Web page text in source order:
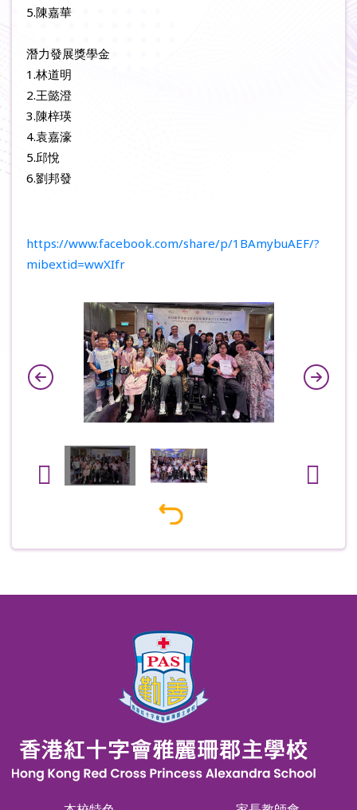
5.陳嘉華
潛力發展獎學金
1.林道明
2.王懿澄
3.陳梓瑛
4.袁嘉濠
5.邱悅
6.劉邦發
https://www.facebook.com/share/p/1BAmybuAEF/?
mibextid=wwXIfr